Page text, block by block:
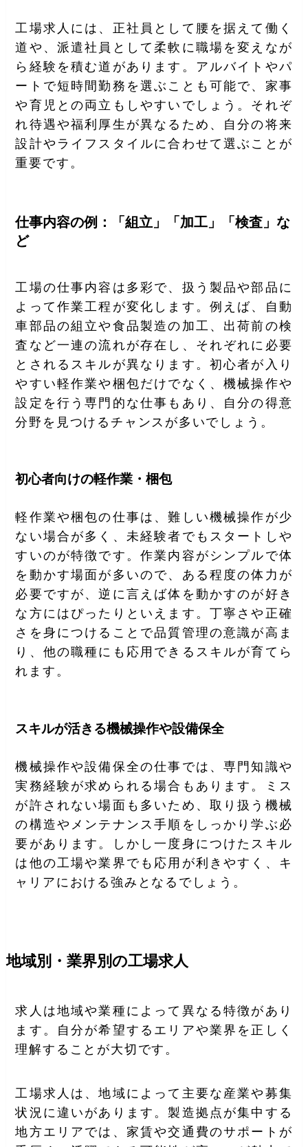
工場求人には、正社員として腰を据えて働く
道や、派遣社員として柔軟に職場を変えなが
ら経験を積む道があります。アルバイトやパ
ートで短時間勤務を選ぶことも可能で、家事
や育児との両立もしやすいでしょう。それぞ
れ待遇や福利厚生が異なるため、自分の将来
設計やライフスタイルに合わせて選ぶことが
重要です。
仕事内容の例：「組立」「加工」「検査」な
ど
工場の仕事内容は多彩で、扱う製品や部品に
よって作業工程が変化します。例えば、自動
車部品の組立や食品製造の加工、出荷前の検
査など一連の流れが存在し、それぞれに必要
とされるスキルが異なります。初心者が入り
やすい軽作業や梱包だけでなく、機械操作や
設定を行う専門的な仕事もあり、自分の得意
分野を見つけるチャンスが多いでしょう。
初心者向けの軽作業・梱包
軽作業や梱包の仕事は、難しい機械操作が少
ない場合が多く、未経験者でもスタートしや
すいのが特徴です。作業内容がシンプルで体
を動かす場面が多いので、ある程度の体力が
必要ですが、逆に言えば体を動かすのが好き
な方にはぴったりといえます。丁寧さや正確
さを身につけることで品質管理の意識が高ま
り、他の職種にも応用できるスキルが育てら
れます。
スキルが活きる機械操作や設備保全
機械操作や設備保全の仕事では、専門知識や
実務経験が求められる場合もあります。ミス
が許されない場面も多いため、取り扱う機械
の構造やメンテナンス手順をしっかり学ぶ必
要があります。しかし一度身につけたスキル
は他の工場や業界でも応用が利きやすく、キ
ャリアにおける強みとなるでしょう。
地域別・業界別の工場求人
求人は地域や業種によって異なる特徴があり
ます。自分が希望するエリアや業界を正しく
理解することが大切です。
工場求人は、地域によって主要な産業や募集
状況に違いがあります。製造拠点が集中する
地方エリアでは、家賃や交通費のサポートが